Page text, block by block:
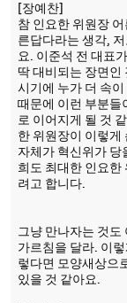
[장예찬]
참 인요한 위원장
른답다라는 생각,
요. 이준석 전 대표
딱 대비되는 장면인
시기에 누가 더 속
때문에 이런 부분들
로 이어지게 될 것
한 위원장이 이렇게
자체가 혁신위가 당
희도 최대한 인요한
려고 합니다.
그냥 만나자는 것도
가르침을 달라. 이
렇다면 모양새상으
있을 것 같아요.